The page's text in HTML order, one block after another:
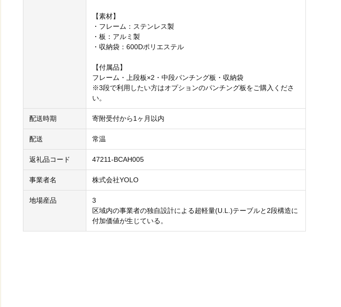
【素材】
・フレーム：ステンレス製
・板：アルミ製
・収納袋：600Dポリエステル
【付属品】
フレーム・上段板×2・中段パンチング板・収納袋
※3段で利用したい方はオプションのパンチング板をご購入くださ
い。
配送時期 寄附受付から1ヶ月以内
配送 常温
返礼品コード 47211-BCAH005
事業者名 株式会社YOLO
地場産品
3
区域内の事業者の独自設計による超軽量(U.L.)テーブルと2段構造に
付加価値が生じている。